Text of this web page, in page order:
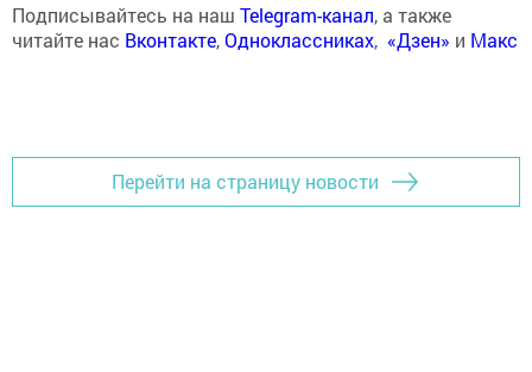
Подписывайтесь на наш Telegram-канал, а также
читайте нас Вконтакте,Одноклассниках, «Дзен» и Макс
Перейти на страницу новости